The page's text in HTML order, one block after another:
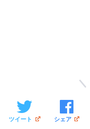
ツイート シェア